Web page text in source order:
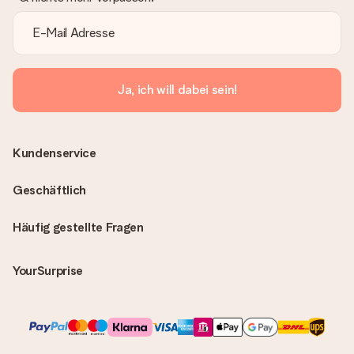
Ja, ich will dabei sein!
Häufig gestellte Fragen
YourSurprise
Kundenservice
Geschäftlich